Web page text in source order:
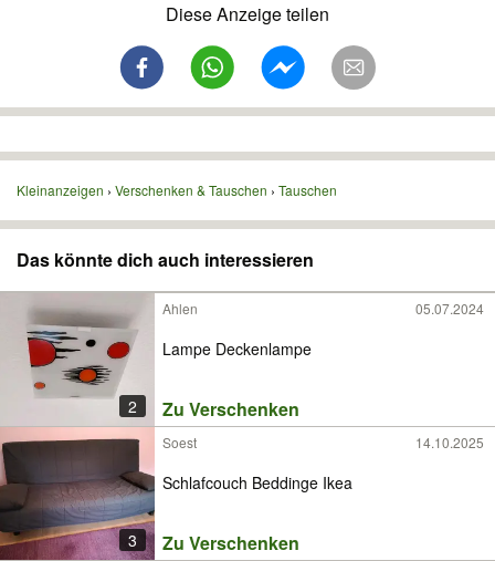
Diese Anzeige teilen
Kleinanzeigen Verschenken & Tauschen Tauschen
Das könnte dich auch interessieren
2
Ahlen 05.07.2024
Lampe Deckenlampe
Zu Verschenken
3
Soest 14.10.2025
Schlafcouch Beddinge Ikea
Zu Verschenken